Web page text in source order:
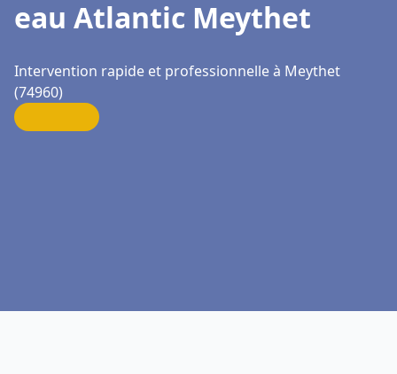
eau Atlantic Meythet
Intervention rapide et professionnelle à Meythet
(74960)